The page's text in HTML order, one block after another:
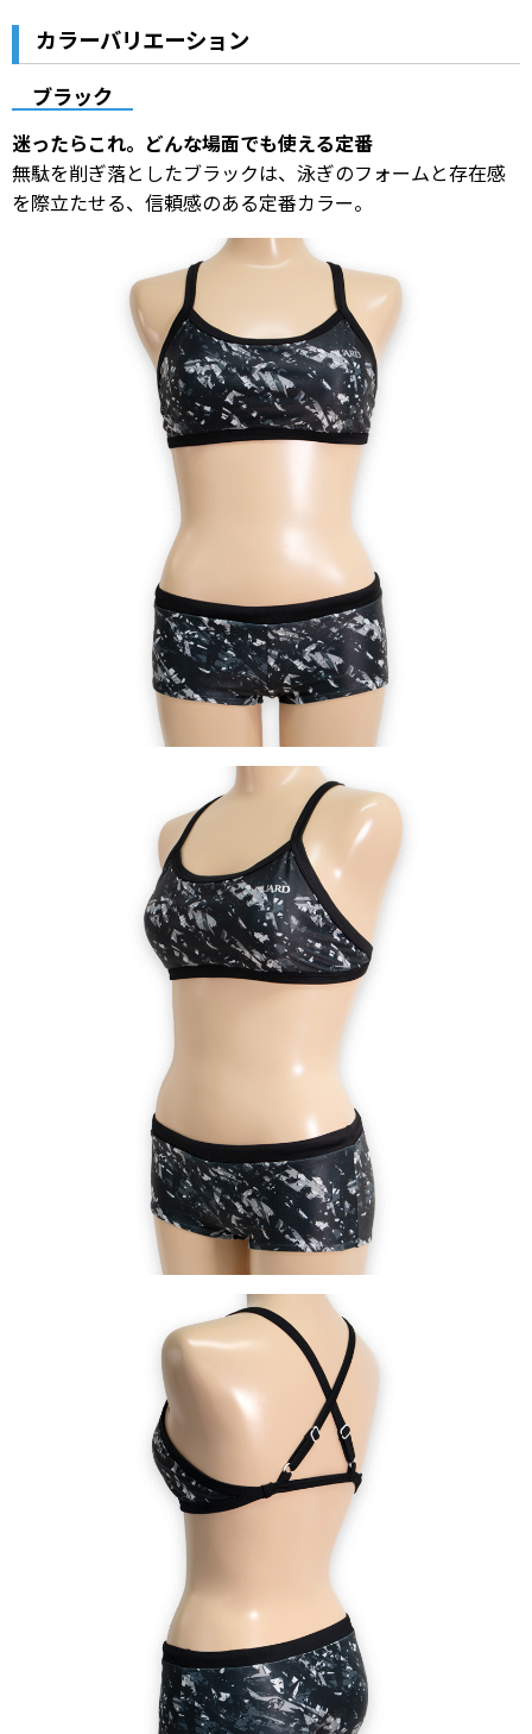
カラーバリエーション
ブラック
迷ったらこれ。どんな場面でも使える定番
無駄を削ぎ落としたブラックは、泳ぎのフォームと存在感
を際立たせる、信頼感のある定番カラー。